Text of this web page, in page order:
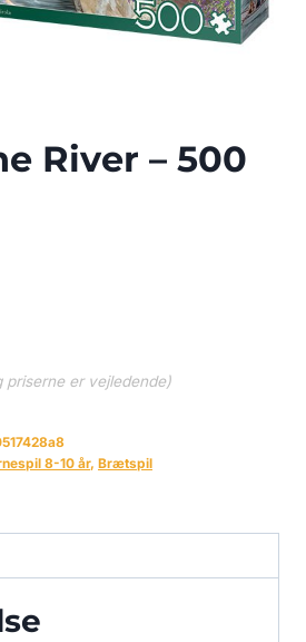
River – 500
priserne er vejledende)
8-10 år, Brætspil